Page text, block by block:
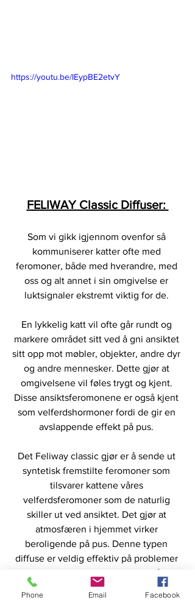
https://youtu.be/IEypBE2etvY
FELIWAY Classic Diffuser:
Som vi gikk igjennom ovenfor så
kommuniserer katter ofte med
feromoner, både med hverandre, med
oss og alt annet i sin omgivelse er
luktsignaler ekstremt viktig for de.
En lykkelig katt vil ofte går rundt og
markere området sitt ved å gni ansiktet
sitt opp mot møbler, objekter, andre dyr
og andre mennesker. Dette gjør at
omgivelsene vil føles trygt og kjent.
Disse ansiktsferomonene er også kjent
som velferdshormoner fordi de gir en
avslappende effekt på pus.
Det Feliway classic gjør er å sende ut
syntetisk fremstilte feromoner som
tilsvarer kattene våres
velferdsferomoner som de naturlig
skiller ut ved ansiktet. Det gjør at
atmosfæren i hjemmet virker
beroligende på pus. Denne typen
diffuse er veldig effektiv på problemer
som finnes i miljøet, men er også et
fantastisk verktøy å bruke ved store
Phone Email Facebook